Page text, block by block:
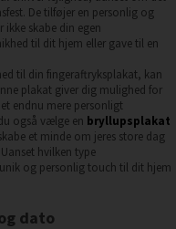
De tilføjer en personlig og
skabe din egen
til dit hjem eller gave til en
til din fingeraftryksplakat, kan
plakat giver dig mulighed for
endnu mere personligt
også vælge en bryllupsplakat
et minde om jeres store dag
hvilken type
og personlig touch til dit hjem
dato